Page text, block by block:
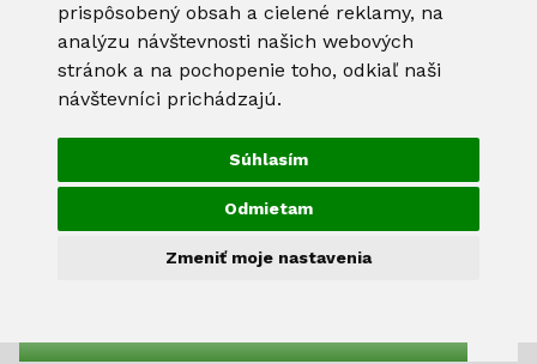
prispôsobený obsah a cielené reklamy, na
analýzu návštevnosti našich webových
stránok a na pochopenie toho, odkiaľ naši
návštevníci prichádzajú.
Súhlasím
Odmietam
Zmeniť moje nastavenia